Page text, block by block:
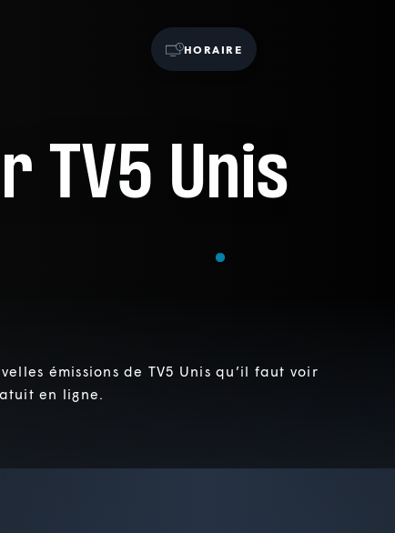
HORAIRE
TV5 Unis
émissions de TV5 Unis qu’il faut voir
en ligne.